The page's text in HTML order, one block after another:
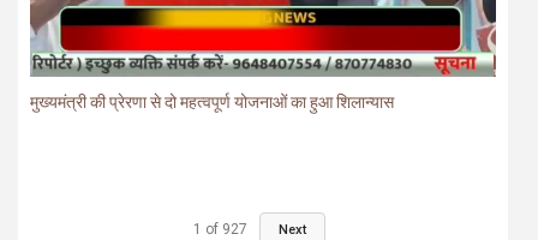
मुख्यमंत्री की प्रेरणा से दो महत्वपूर्ण योजनाओं का हुआ शिलान्यास
1 of 927 Next